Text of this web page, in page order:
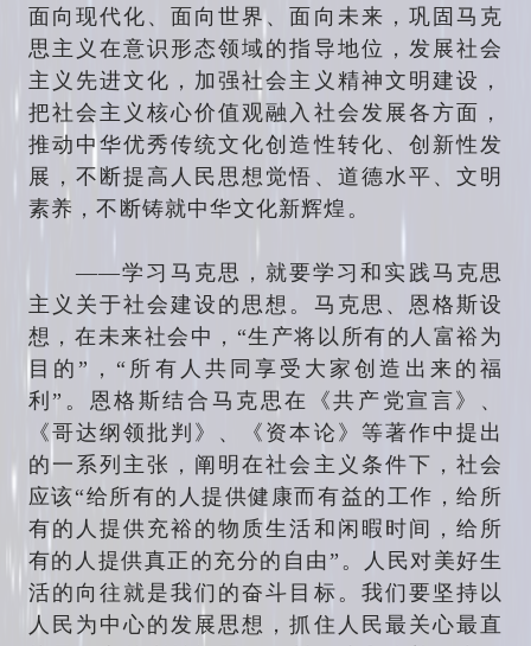
面向现代化、面向世界、面向未来，巩固马克
思主义在意识形态领域的指导地位，发展社会
主义先进文化，加强社会主义精神文明建设，
把社会主义核心价值观融入社会发展各方面，
推动中华优秀传统文化创造性转化、创新性发
展，不断提高人民思想觉悟、道德水平、文明
素养，不断铸就中华文化新辉煌。
——学习马克思，就要学习和实践马克思
主义关于社会建设的思想。马克思、恩格斯设
想，在未来社会中，“生产将以所有的人富裕为
目的”，“所有人共同享受大家创造出来的福
利”。恩格斯结合马克思在《共产党宣言》、
《哥达纲领批判》、《资本论》等著作中提出
的一系列主张，阐明在社会主义条件下，社会
应该“给所有的人提供健康而有益的工作，给所
有的人提供充裕的物质生活和闲暇时间，给所
有的人提供真正的充分的自由”。人民对美好生
活的向往就是我们的奋斗目标。我们要坚持以
人民为中心的发展思想，抓住人民最关心最直